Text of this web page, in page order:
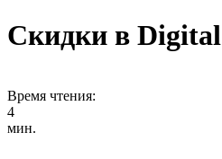
Скидки в Digital
Время чтения:
4
мин.